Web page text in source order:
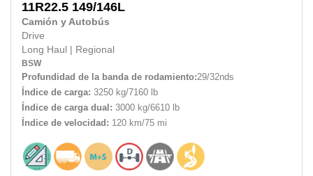
11R22.5 149/146L
Camión y Autobús
Drive
Long Haul
Regional
BSW
Profundidad de la banda de rodamiento:29/32nds
Índice de carga: 3250 kg/7160 lb
Índice de carga dual: 3000 kg/6610 lb
Índice de velocidad: 120 km/75 mi